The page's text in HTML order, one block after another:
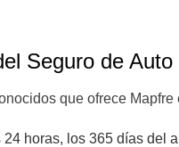
Seguro de
que ofrece Mapfre
horas, los 365 días del